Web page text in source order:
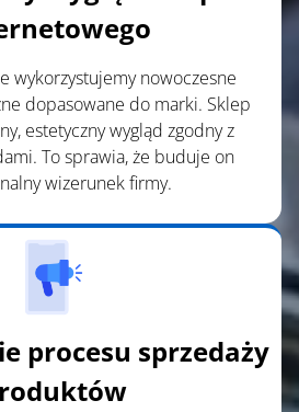
wykorzystujemy nowoczesne
dopasowane do marki. Sklep
estetyczny wygląd zgodny z
To sprawia, że buduje on
wizerunek firmy.
procesu sprzedaży